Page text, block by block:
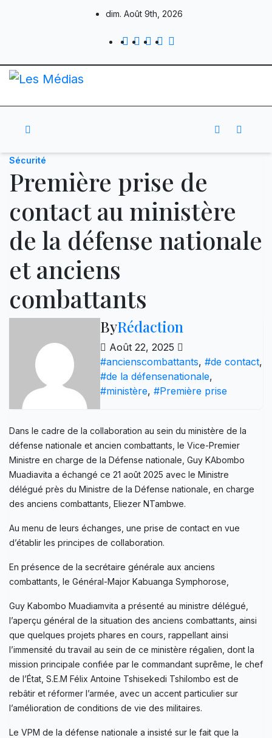
dim. Août 9th, 2026
Sécurité
Première prise de
contact au ministère
de la défense nationale
et anciens
combattants
ByRédaction
Août 22, 2025
#ancienscombattants, #de contact,
#de la défensenationale,
#ministère, #Première prise
Dans le cadre de la collaboration au sein du ministère de la
défense nationale et ancien combattants, le Vice-Premier
Ministre en charge de la Défense nationale, Guy KAbombo
Muadiavita a échangé ce 21 août 2025 avec le Ministre
délégué près du Ministre de la Défense nationale, en charge
des anciens combattants, Eliezer NTambwe.
Au menu de leurs échanges, une prise de contact en vue
d’établir les principes de collaboration.
En présence de la secrétaire générale aux anciens
combattants, le Général-Major Kabuanga Symphorose,
Guy Kabombo Muadiamvita a présenté au ministre délégué,
l’aperçu général de la situation des anciens combattants, ainsi
que quelques projets phares en cours, rappellant ainsi
l’immensité du travail au sein de ce ministère régalien, dont la
mission principale confiée par le commandant suprême, le chef
de l’État, S.E.M Félix Antoine Tshisekedi Tshilombo est de
rebâtir et réformer l’armée, avec un accent particulier sur
l’amélioration de conditions de vie des militaires.
Le VPM de la défense nationale a insisté sur le fait que la